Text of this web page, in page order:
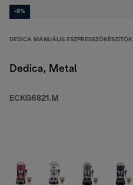
-9%
DEDICA MANUÁLIS ESZPRESSZÓKÉSZÍTŐK
Dedica, Metal
ECKG6821.M